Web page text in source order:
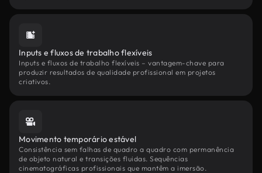
Inputs e fluxos de trabalho flexíveis
Inputs e fluxos de trabalho flexíveis – vantagem-chave para
produzir resultados de qualidade profissional em projetos
criativos.
Movimento temporário estável
Consistência sem falhas de quadro a quadro com permanência
de objeto natural e transições fluidas. Sequências
cinematográficas profissionais que mantêm a imersão.